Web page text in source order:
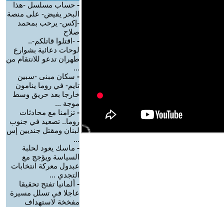
- حساب مسلسل -هذا
البحر يفيض- على منصة
-إكس- يرحب بمحمد
صلاح
- -اقتلوا قاتلكم-..
لوحات دعائية بشوارع
طهران تدعو للانتقام من
...
- سكان مبنى -سبين
تايم- في روما ينامون
خارجا بعد حريق وسط
موجة ...
- تزامنا مع محادثات
روما.. تصعيد في جنوب
لبنان ومقتل جنديين إس
...
- ماسك يعود لحلبة
السياسة ويؤجج مع
عبدول معركة انتخابات
التجدي ...
- ألمانيا تفتح تحقيقا
عاجلا في تسلل مسيرة
مفخخة لاستهداف